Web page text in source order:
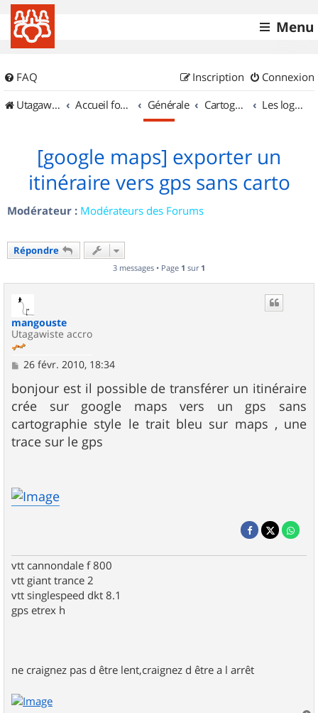
Menu
FAQ Connexion
Inscription
UtagawaVTT (Randos VTT et VTTAE avec traces GPS)
Accueil forum Générale Cartographie et GPS Les logiciels
[google maps] exporter un
itinéraire vers gps sans carto
Modérateur : Modérateurs des Forums
Répondre
3 messages • Page 1 sur 1
mangouste
Utagawiste accro
M
s
s
a
g
e
26 févr. 2010, 18:34
bonjour est il possible de transférer un itinéraire
crée sur google maps vers un gps sans
cartographie style le trait bleu sur maps , une
trace sur le gps
vtt cannondale f 800
vtt giant trance 2
vtt singlespeed dkt 8.1
gps etrex h
ne craignez pas d être lent,craignez d être a l arrêt